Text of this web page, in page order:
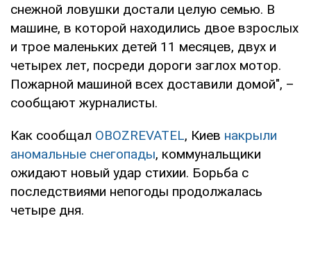
снежной ловушки достали целую семью. В
машине, в которой находились двое взрослых
и трое маленьких детей 11 месяцев, двух и
четырех лет, посреди дороги заглох мотор.
Пожарной машиной всех доставили домой", –
сообщают журналисты.
Как сообщал OBOZREVATEL, Киев накрыли
аномальные снегопады, коммунальщики
ожидают новый удар стихии. Борьба с
последствиями непогоды продолжалась
четыре дня.